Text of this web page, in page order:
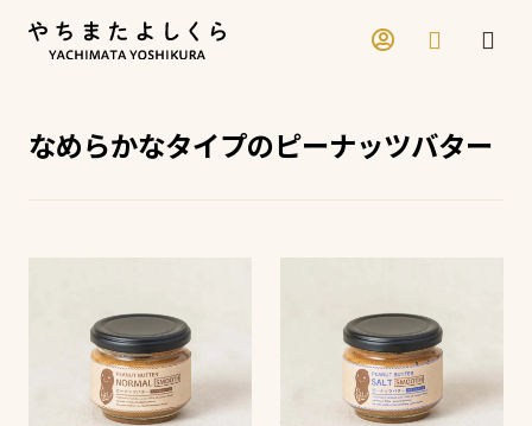
Skip to content
なめらかなタイプのピーナッツバター